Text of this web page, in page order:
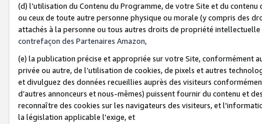
(d) l’utilisation du Contenu du Programme, de votre Site et du
ou ceux de toute autre personne physique ou morale (y compris des
attachés à la personne ou tous autres droits de propriété
contrefaçon des Partenaires Amazon,
(e) la publication précise et appropriée sur votre Site, conformément
privée ou autre, de l’utilisation de cookies, de pixels et autres
et divulguez des données recueillies auprès des visiteurs
d’autres annonceurs et nous-mêmes) puissent fournir du contenu et
reconnaître des cookies sur les navigateurs des visiteurs, et
la législation applicable l'exige, et